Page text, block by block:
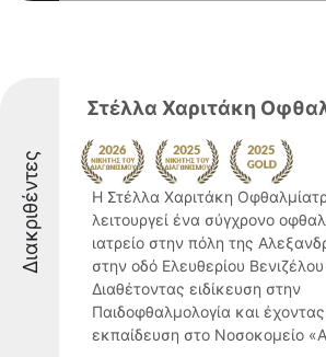
Διακριθέντες
Στέλλα Χαριτάκη
Η Στέλλα Χαριτάκη
λειτουργεί ένα σύγχρονο
ιατρείο στην πόλη της
στην οδό Ελευθερίου
Διαθέτοντας ειδίκευση στην
Παιδοφθαλμολογία και
εκπαίδευση στο Νοσοκομείο